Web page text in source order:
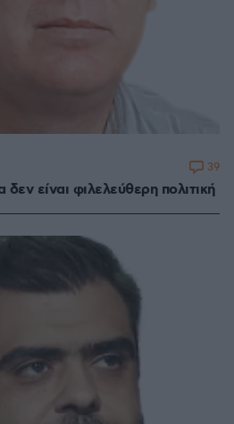
είναι φιλελεύθερη πολιτική
39